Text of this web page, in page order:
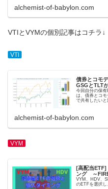
alchemist-of-babylon.com
VTIとVYMの個別記事はコチラ↓
VTI
債券とコモ
GSGとTLT
今回自分の保
は、債券とコ
で共有したいと
alchemist-of-babylon.com
VYM
[高配当
ング ～
VYM、HDV、
のETFを選択し